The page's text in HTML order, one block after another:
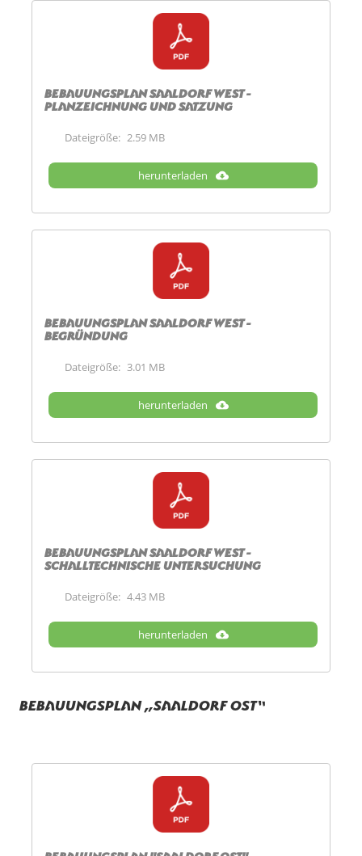
Bebauungsplan Saaldorf West -
Planzeichnung und Satzung
Dateigröße: 2.59 MB
herunterladen
Bebauungsplan Saaldorf West -
Begründung
Dateigröße: 3.01 MB
herunterladen
Bebauungsplan Saaldorf West -
Schalltechnische Untersuchung
Dateigröße: 4.43 MB
herunterladen
Bebauungsplan „Saaldorf Ost“